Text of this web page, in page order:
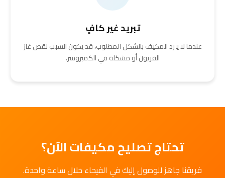
تبريد غير كافٍ
عندما لا يبرد المكيف بالشكل المطلوب، قد يكون السبب نقص غاز
الفريون أو مشكلة في الكمبروسر.
تحتاج تصليح مكيفات الآن؟
فريقنا جاهز للوصول إليك في الفيحاء خلال ساعة واحدة.